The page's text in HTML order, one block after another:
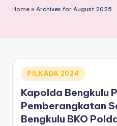
Home » Archives for August 2025
Posted
in
PILKADA 2024
Kapolda Bengkulu
Pemberangkatan
Bengkulu BKO